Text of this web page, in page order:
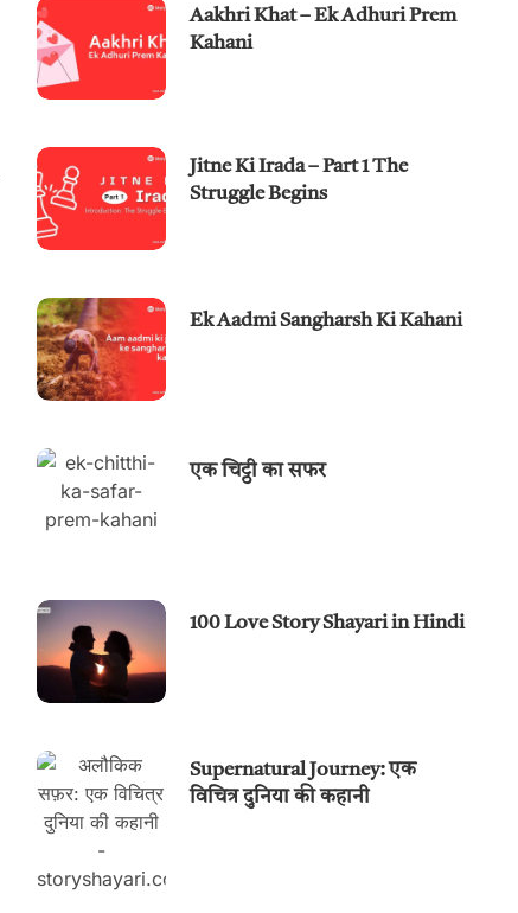
Aakhri Khat – Ek Adhuri Prem
Kahani
Jitne Ki Irada – Part 1 The
Struggle Begins
Ek Aadmi Sangharsh Ki Kahani
एक चिट्ठी का सफर
100 Love Story Shayari in Hindi
Supernatural Journey: एक
विचित्र दुनिया की कहानी